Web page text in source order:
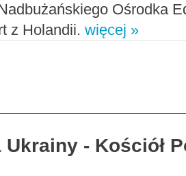
Ośrodka
z Holandii. więcej »
Ukrainy - Kościół